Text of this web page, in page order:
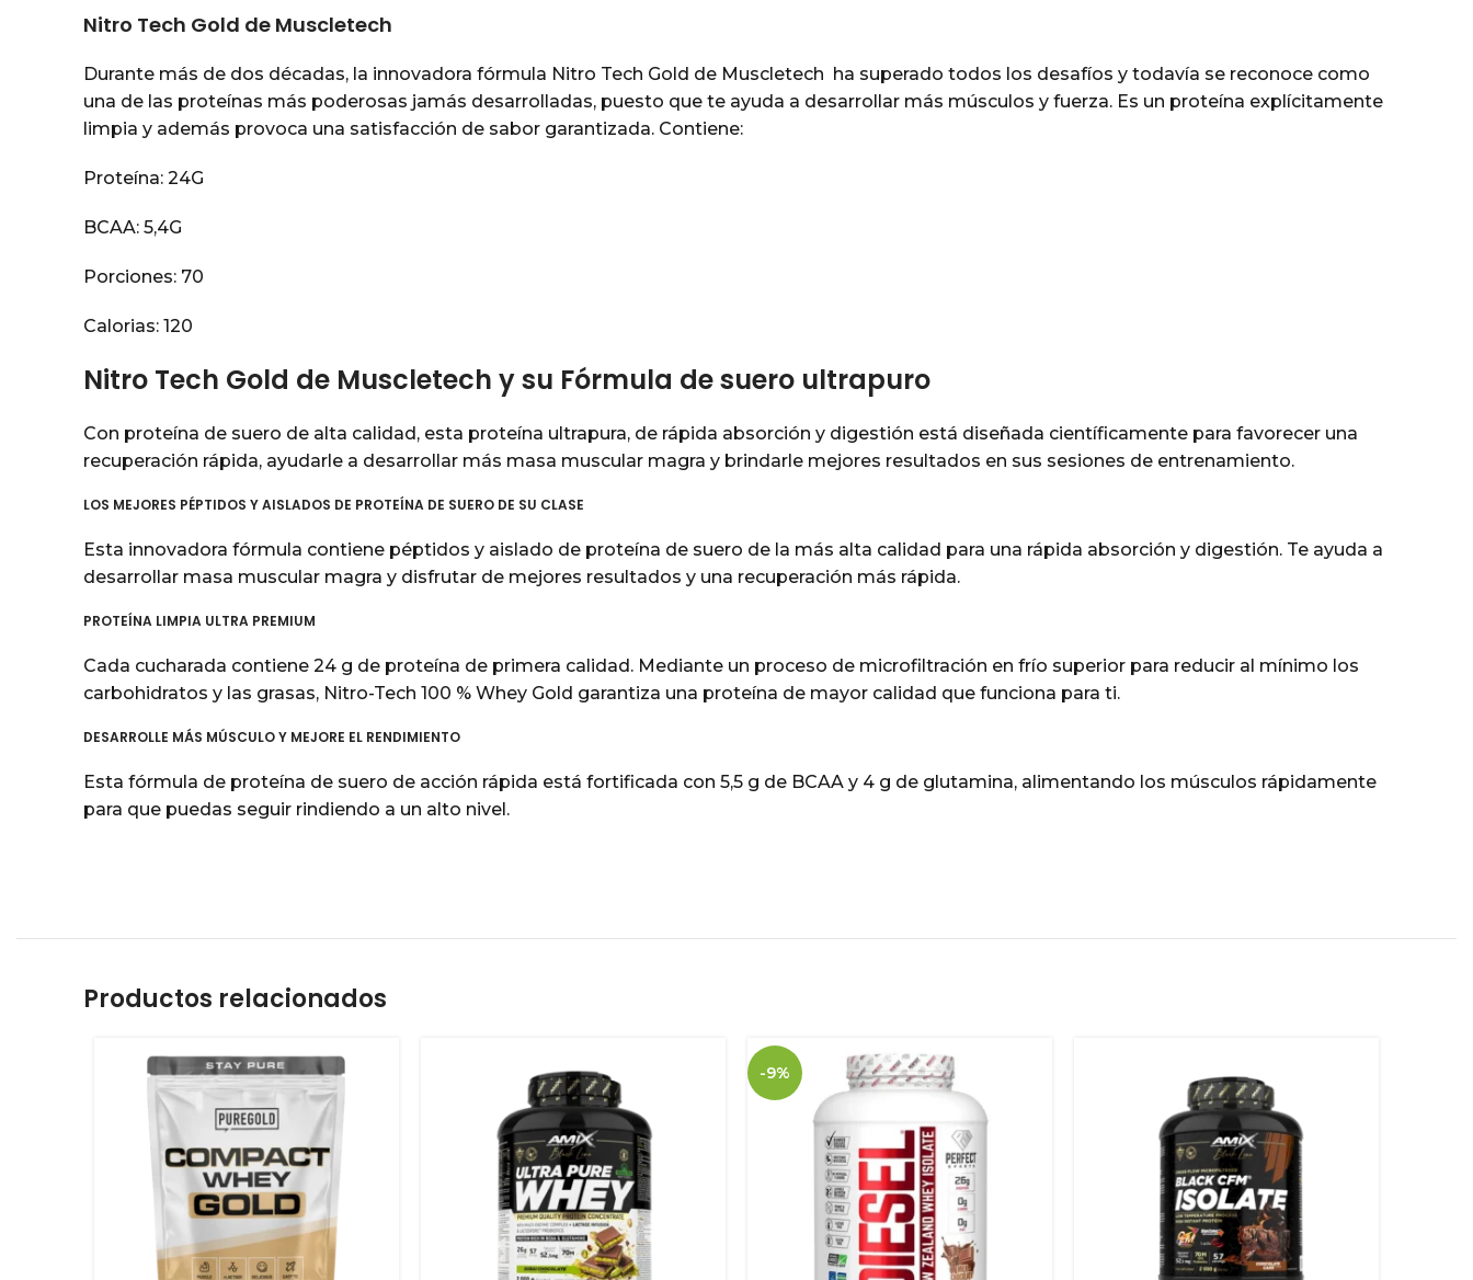
Nitro Tech Gold de Muscletech
Durante más de dos décadas, la innovadora fórmula Nitro Tech Gold de Muscletech ha superado todos los desafíos y todavía se reconoce como
una de las proteínas más poderosas jamás desarrolladas, puesto que te ayuda a desarrollar más músculos y fuerza. Es un proteína explícitamente
limpia y además provoca una satisfacción de sabor garantizada. Contiene:
Proteína: 24G
BCAA: 5,4G
Porciones: 70
Calorias: 120
Nitro Tech Gold de Muscletech y su Fórmula de suero ultrapuro
Con proteína de suero de alta calidad, esta proteína ultrapura, de rápida absorción y digestión está diseñada científicamente para favorecer una
recuperación rápida, ayudarle a desarrollar más masa muscular magra y brindarle mejores resultados en sus sesiones de entrenamiento.
LOS MEJORES PÉPTIDOS Y AISLADOS DE PROTEÍNA DE SUERO DE SU CLASE
Esta innovadora fórmula contiene péptidos y aislado de proteína de suero de la más alta calidad para una rápida absorción y digestión. Te ayuda a
desarrollar masa muscular magra y disfrutar de mejores resultados y una recuperación más rápida.
PROTEÍNA LIMPIA ULTRA PREMIUM
Cada cucharada contiene 24 g de proteína de primera calidad. Mediante un proceso de microfiltración en frío superior para reducir al mínimo los
carbohidratos y las grasas, Nitro-Tech 100 % Whey Gold garantiza una proteína de mayor calidad que funciona para ti.
DESARROLLE MÁS MÚSCULO Y MEJORE EL RENDIMIENTO
Esta fórmula de proteína de suero de acción rápida está fortificada con 5,5 g de BCAA y 4 g de glutamina, alimentando los músculos rápidamente
para que puedas seguir rindiendo a un alto nivel.
Productos relacionados
-9%